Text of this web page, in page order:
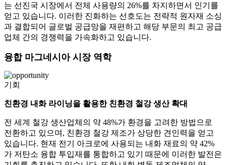
는 선진국 시장에서 전체 사용량의 26%를 차지하면서 인기를
얻고 있습니다. 이러한 진화하는 선호도는 전략적 원자재 소싱
과 결합되어 글로벌 공급망을 재편하고 해당 부문의 최고 ​​공급
업체 간의 경쟁력을 가속화하고 있습니다.
융합 마그네시아 시장 역학
기회
친환경 내화 라이닝을 활용한 친환경 철강 생산 확대
전 세계 철강 생산업체의 약 48%가 환경을 고려한 방법으로
전환하고 있으며, 친환경 철강 제조가 상당한 견인력을 얻고
있습니다. 현재 전기 아크로에 사용되는 내화 재료의 약 42%
가 저탄소 융합 투입재를 통합하고 있기 때문에 이러한 발전은